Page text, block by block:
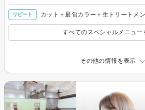
リピート カット＋最旬カラー＋生トリートメ
すべてのスペシャルメニュー
その他の情報を表示